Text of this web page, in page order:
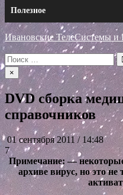
Полезное
Ивановские ТелеСистемы и
Искать:
×
DVD сборка
справочников
01 сентября 2011 / 14:48
7
Примечание: —
архиве вирус, но это не